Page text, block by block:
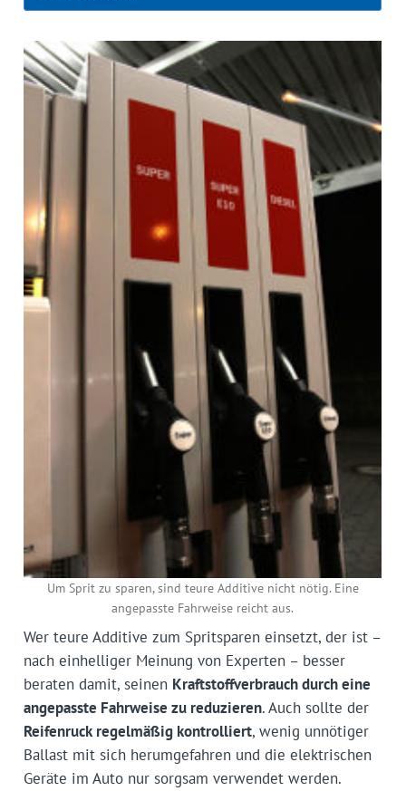
Um Sprit zu sparen, sind teure Additive nicht nötig. Eine
angepasste Fahrweise reicht aus.
Wer teure Additive zum Spritsparen einsetzt, der ist –
nach einhelliger Meinung von Experten – besser
beraten damit, seinen Kraftstoffverbrauch durch eine
angepasste Fahrweise zu reduzieren. Auch sollte der
Reifenruck regelmäßig kontrolliert, wenig unnötiger
Ballast mit sich herumgefahren und die elektrischen
Geräte im Auto nur sorgsam verwendet werden.